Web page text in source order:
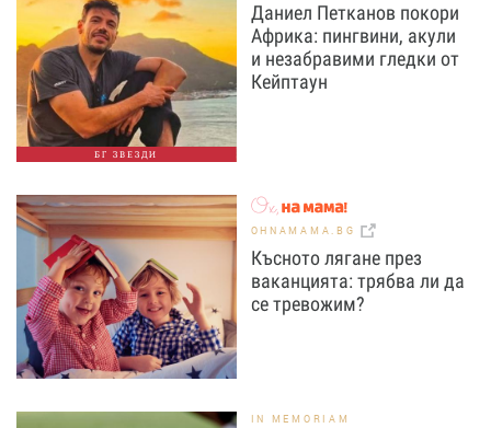
БГ ЗВЕЗДИ
Даниел Петканов покори
Африка: пингвини, акули
и незабравими гледки от
Кейптаун
OHNAMAMA.BG
Късното лягане през
ваканцията: трябва ли да
се тревожим?
IN MEMORIAM